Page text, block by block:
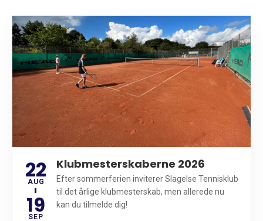
22
AUG
19
SEP
Klubmesterskaberne 2026
Efter sommerferien inviterer Slagelse Tennisklub
til det årlige klubmesterskab, men allerede nu
kan du tilmelde dig!